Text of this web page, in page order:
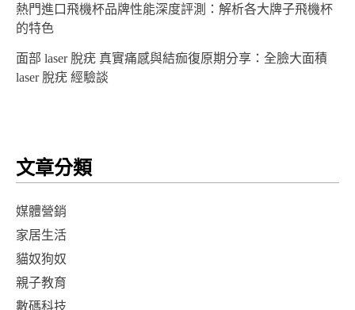
熱門進口飛機杯品牌性能深度評測：解析各大牌子飛機杯
的特色
面部 laser 脫疣 真實痛感與結痂復原期分享：全臉大面積
laser 脫疣 經驗談
文章分類
媒體營銷
家居生活
貓奴狗奴
親子教育
數碼科技